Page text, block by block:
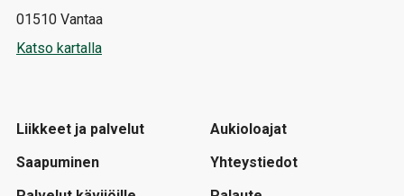
01510 Vantaa
Katso kartalla
Liikkeet ja palvelut
Saapuminen
Aukioloajat
Yhteystiedot